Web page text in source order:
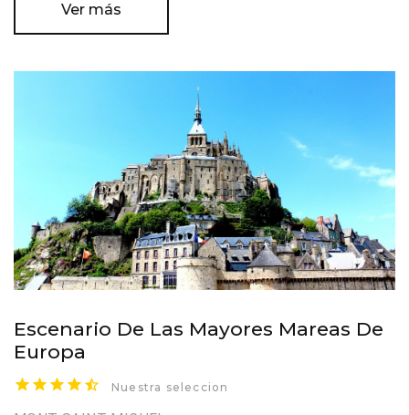
Ver más
Escenario De Las Mayores Mareas De
Europa
Nuestra seleccion